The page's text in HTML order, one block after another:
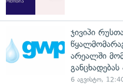
ჯივიპი
არეალში
6 აგვისტო,